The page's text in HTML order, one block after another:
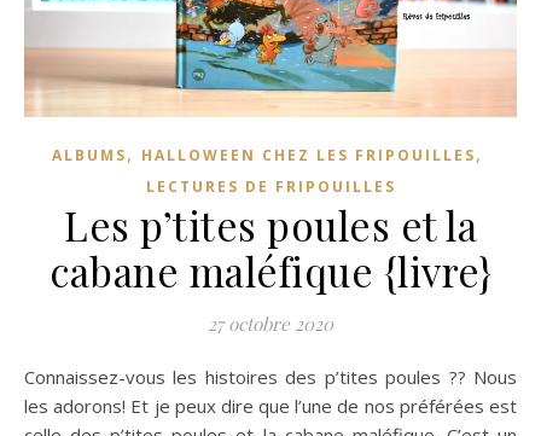
ALBUMS, HALLOWEEN CHEZ LES FRIPOUILLES,
LECTURES DE FRIPOUILLES
Les p’tites poules et la
cabane maléfique {livre}
27 octobre 2020
Connaissez-vous les histoires des p’tites poules ?? Nous
les adorons! Et je peux dire que l’une de nos préférées est